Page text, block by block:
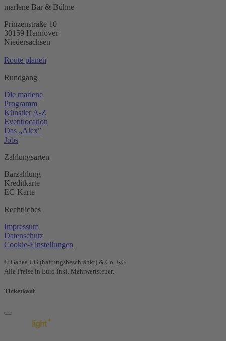
marlene Bar & Bühne
Prinzenstraße 10
30159 Hannover
Niedersachsen
Route planen
Rundgang
Die marlene
Programm
Künstler A-Z
Eventlocation
Das „Alex”
Jobs
Zahlungsarten
Barzahlung
Kreditkarte
EC-Karte
Rechtliches
Impressum
Datenschutz
Cookie-Einstellungen
© Ganea UG (haftungsbeschränkt) & Co. KG
Alle Preise in Euro inkl. Mehrwertsteuer.
Ticketkauf